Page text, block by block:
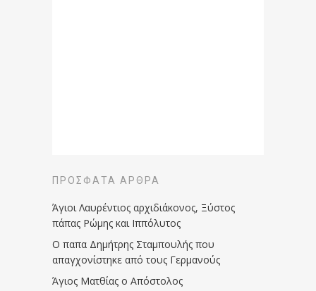
ΠΡΌΣΦΑΤΑ ΆΡΘΡΑ
Άγιοι Λαυρέντιος αρχιδιάκονος, Ξύστος
πάπας Ρώμης και Ιππόλυτος
Ο παπα Δημήτρης Σταμπουλής που
απαγχονίστηκε από τους Γερμανούς
Άγιος Ματθίας ο Απόστολος